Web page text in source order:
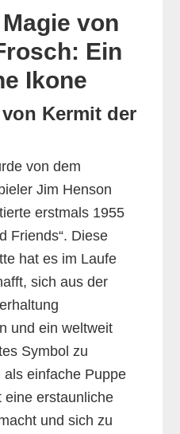
von
Ein
Ikone
Kermit der
von dem
Jim Henson
erstmals 1955
Friends“. Diese
hat es im Laufe
sich aus der
und ein weltweit
Symbol zu
einfache Puppe
eine erstaunliche
und sich zu